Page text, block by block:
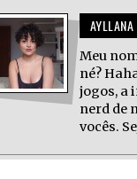
AYLLANA
Meu
né?
jogos, a
nerd de
vocês.